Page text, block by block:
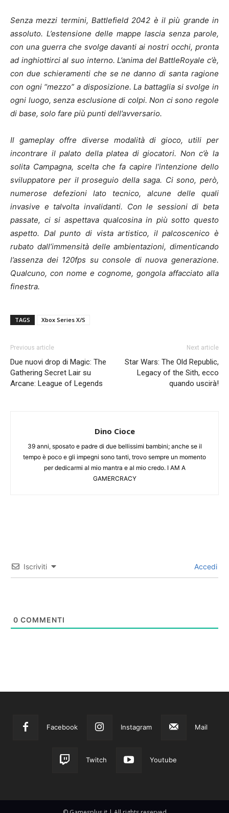
Senza mezzi termini, Battlefield 2042 è il più grande in
assoluto. L’estensione delle mappe lascia senza parole,
con una guerra che svolge davanti ai nostri occhi, pronta
ad inghiottirci al suo interno. L’anima del BattleRoyale c’è,
con due schieramenti che se ne danno di santa ragione
con ogni “mezzo” a disposizione. La battaglia si svolge in
ogni luogo, senza esclusione di colpi. Non ci sono regole
di base, solo fare più punti dell’avversario.
Il gameplay offre diverse modalità di gioco, utili per
incontrare il palato della platea di giocatori. Non c’è la
solita Campagna, scelta che fa capire l’intenzione dello
sviluppatore per il proseguio della saga. Ci sono, però,
numerose defezioni lato tecnico, alcune delle quali
invasive e talvolta invalidanti. Con le sessioni di beta
passate, ci si aspettava qualcosina in più sotto questo
aspetto. Dal punto di vista artistico, il palcoscenico è
rubato dall’immensità delle ambientazioni, dimenticando
l’assenza dei 120fps su console di nuova generazione.
Qualcuno, con nome e cognome, gongola affacciato alla
finestra.
TAGS Xbox Series X/S
Previous article
Due nuovi drop di Magic: The
Gathering Secret Lair su
Arcane: League of Legends
Next article
Star Wars: The Old Republic,
Legacy of the Sith, ecco
quando uscirà!
Dino Cioce
39 anni, sposato e padre di due bellissimi bambini; anche se il
tempo è poco e gli impegni sono tanti, trovo sempre un momento
per dedicarmi al mio mantra e al mio credo. I AM A
GAMERCRACY
Iscriviti Accedi
0 COMMENTI
Facebook Instagram Mail
Twitch Youtube